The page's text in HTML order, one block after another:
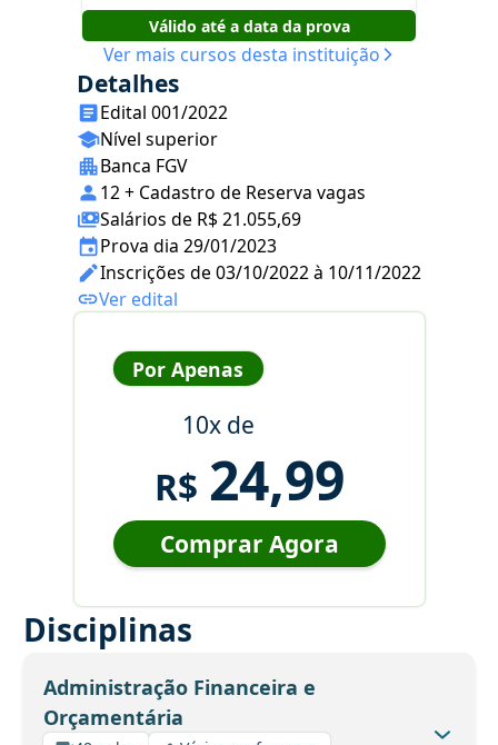
Válido até a data da prova
Ver mais cursos desta instituição
Detalhes
Edital 001/2022
Nível superior
Banca FGV
12 + Cadastro de Reserva vagas
Salários de R$ 21.055,69
Prova dia 29/01/2023
Inscrições de 03/10/2022 à 10/11/2022
Ver edital
Por Apenas
10x de
R$ 24,99
Comprar Agora
Disciplinas
Administração Financeira e
Orçamentária